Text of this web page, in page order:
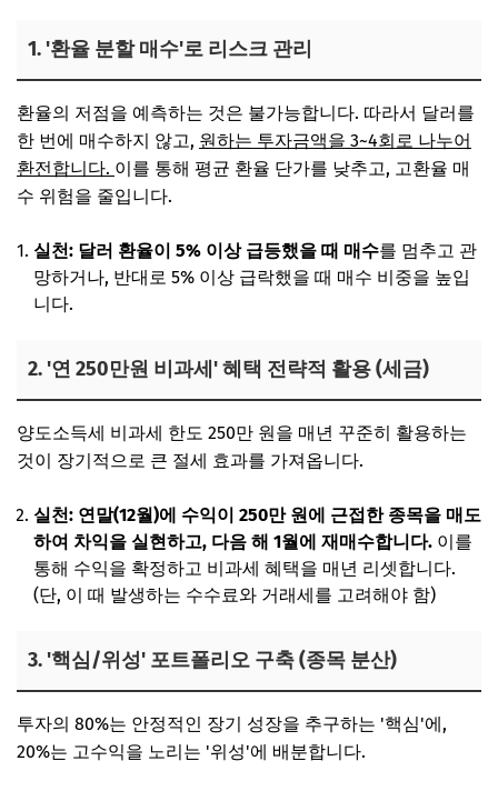
1. '환율 분할 매수'로 리스크 관리
환율의 저점을 예측하는 것은 불가능합니다. 따라서 달러를
한 번에 매수하지 않고, 원하는 투자금액을 3~4회로 나누어
환전합니다. 이를 통해 평균 환율 단가를 낮추고, 고환율 매
수 위험을 줄입니다.
실천: 달러 환율이 5% 이상 급등했을 때 매수를 멈추고 관
망하거나, 반대로 5% 이상 급락했을 때 매수 비중을 높입
니다.
2. '연 250만원 비과세' 혜택 전략적 활용 (세금)
양도소득세 비과세 한도 250만 원을 매년 꾸준히 활용하는
것이 장기적으로 큰 절세 효과를 가져옵니다.
실천: 연말(12월)에 수익이 250만 원에 근접한 종목을 매도
하여 차익을 실현하고, 다음 해 1월에 재매수합니다. 이를
통해 수익을 확정하고 비과세 혜택을 매년 리셋합니다.
(단, 이 때 발생하는 수수료와 거래세를 고려해야 함)
3. '핵심/위성' 포트폴리오 구축 (종목 분산)
투자의 80%는 안정적인 장기 성장을 추구하는 '핵심'에,
20%는 고수익을 노리는 '위성'에 배분합니다.